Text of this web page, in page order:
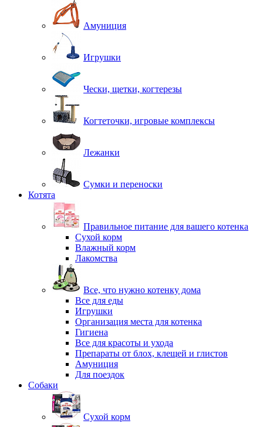
Амуниция
Игрушки
Чески, щетки, когтерезы
Когтеточки, игровые комплексы
Лежанки
Сумки и переноски
Котята
Правильное питание для вашего котенка
Сухой корм
Влажный корм
Лакомства
Все, что нужно котенку дома
Все для еды
Игрушки
Организация места для котенка
Гигиена
Все для красоты и ухода
Препараты от блох, клещей и глистов
Амуниция
Для поездок
Собаки
Сухой корм